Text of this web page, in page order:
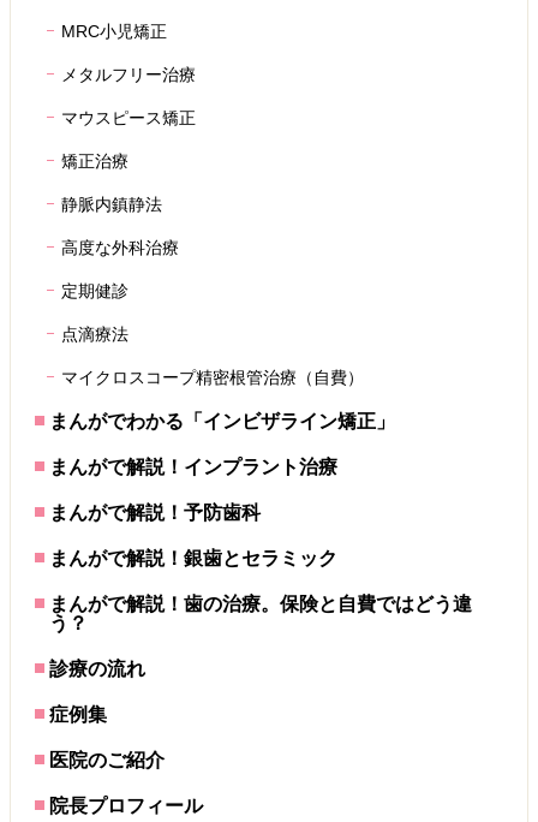
MRC小児矯正
メタルフリー治療
マウスピース矯正
矯正治療
静脈内鎮静法
高度な外科治療
定期健診
点滴療法
マイクロスコープ精密根管治療（自費）
まんがでわかる「インビザライン矯正」
まんがで解説！インプラント治療
まんがで解説！予防歯科
まんがで解説！銀歯とセラミック
まんがで解説！歯の治療。保険と自費ではどう違
う？
診療の流れ
症例集
医院のご紹介
院長プロフィール